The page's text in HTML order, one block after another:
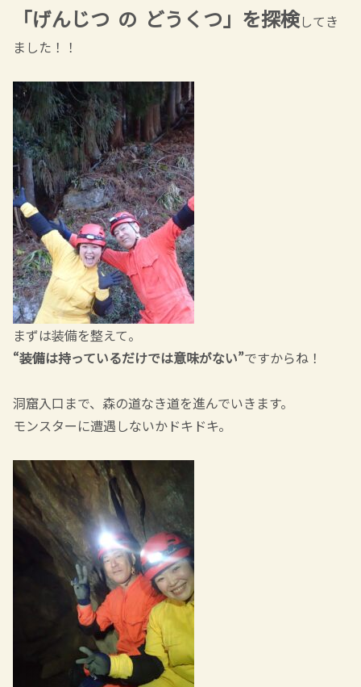
「げんじつ の どうくつ」を探検してき
ました！！
まずは装備を整えて。
“装備は持っているだけでは意味がない”ですからね！
洞窟入口まで、森の道なき道を進んでいきます。
モンスターに遭遇しないかドキドキ。